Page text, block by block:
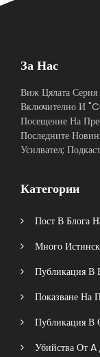
За Нас
Виж Цялата Серия
Включително И
Посещение На
Последните
Усилвател;
Категории
Пост В Блога
Много
Публикация В
Показване На
Публикация В
Убийства От A